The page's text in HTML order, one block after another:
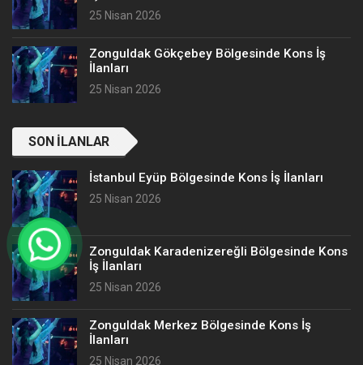
25 Nisan 2026
Zonguldak Gökçebey Bölgesinde Kons İş
İlanları
25 Nisan 2026
SON İLANLAR
İstanbul Eyüp Bölgesinde Kons İş İlanları
25 Nisan 2026
Zonguldak Karadenizereğli Bölgesinde Kons
İş İlanları
25 Nisan 2026
Zonguldak Merkez Bölgesinde Kons İş
İlanları
25 Nisan 2026